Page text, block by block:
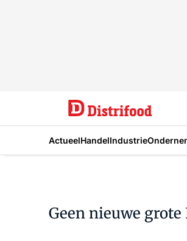
ActueelHandelIndustrie
Geen nieuwe